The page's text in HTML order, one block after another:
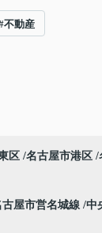
不動産
区 名古屋市港区
古屋市営名城線 中